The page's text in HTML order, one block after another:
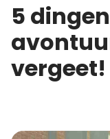
5
vergeet!